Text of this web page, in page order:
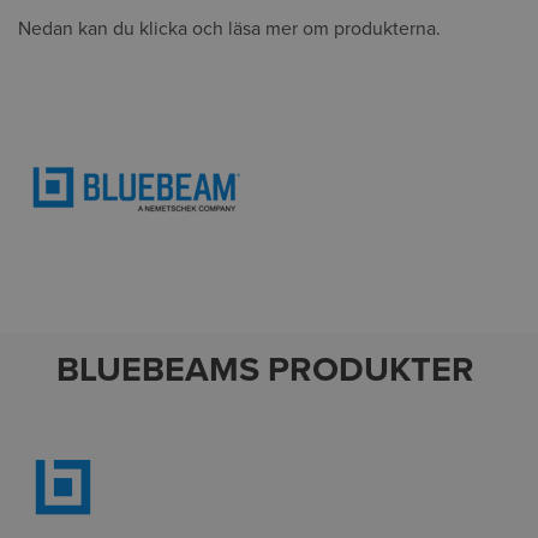
Nedan kan du klicka och läsa mer om produkterna.
BLUEBEAMS PRODUKTER